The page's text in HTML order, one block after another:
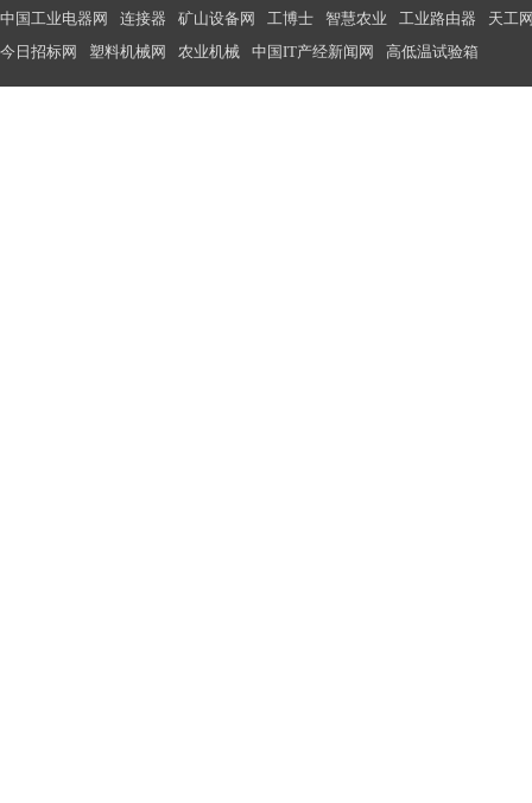
中国工业电器网
连接器 矿山设备网 工博士 智慧农业 工业路由器
天工
今日招标网
塑料机械网 农业机械 中国IT产经新闻网 高低温试验箱